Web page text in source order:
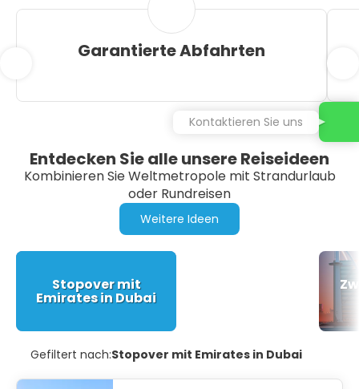
Garantierte Abfahrten
Entdecken Sie alle unsere Reiseideen
Kombinieren Sie Weltmetropole mit Strandurlaub
oder Rundreisen
Weitere Ideen
Stopover mit
Emirates in Dubai
Gefiltert nach:Stopover mit Emirates in Dubai
Kontaktieren Sie uns